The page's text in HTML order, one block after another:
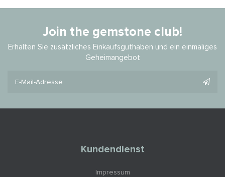
Join the gemstone club!
Erhalten Sie zusätzliches Einkaufsguthaben und ein einmaliges
Geheimangebot
Kundendienst
Impressum